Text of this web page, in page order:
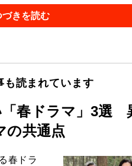
づきを読む
も読まれています
春ドラマ」3選
の共通点
春ドラ